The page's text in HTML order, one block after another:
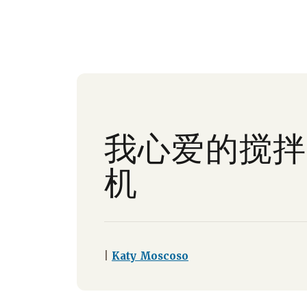
我心爱的搅拌
机
Katy Moscoso